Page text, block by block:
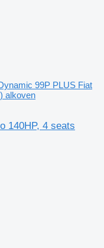
99P PLUS Fiat
alkoven
140HP, 4 seats